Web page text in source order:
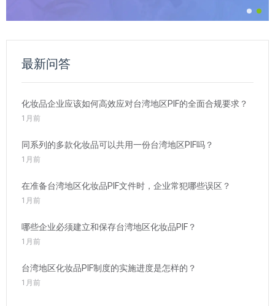
最新问答
化妆品企业应该如何高效应对台湾地区PIF的全面合规要求？
1月前
同系列的多款化妆品可以共用一份台湾地区PIF吗？
1月前
在准备台湾地区化妆品PIF文件时，企业常犯哪些误区？
1月前
哪些企业必须建立和保存台湾地区化妆品PIF？
1月前
台湾地区化妆品PIF制度的实施进度是怎样的？
1月前